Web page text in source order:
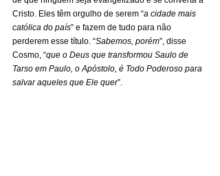
Cristo. Eles têm orgulho de serem “a cidade mais
católica do país” e fazem de tudo para não
perderem esse título. “Sabemos, porém”, disse
Cosmo, “que o Deus que transformou Saulo de
Tarso em Paulo, o Apóstolo, é Todo Poderoso para
salvar aqueles que Ele quer”.